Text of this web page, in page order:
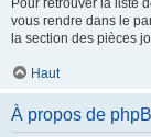
Pour retrouver la liste
vous rendre dans le
la section des pièces
Haut
À propos de